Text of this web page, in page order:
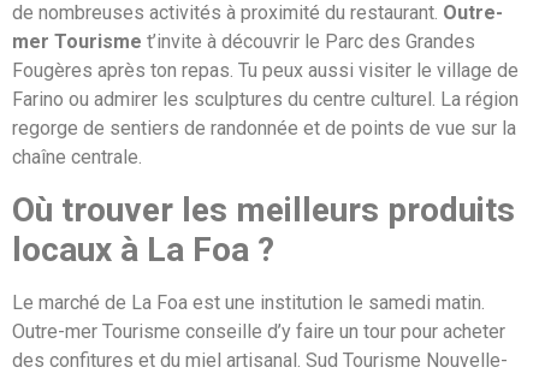
de nombreuses activités à proximité du restaurant. Outre-
mer Tourisme t’invite à découvrir le Parc des Grandes
Fougères après ton repas. Tu peux aussi visiter le village de
Farino ou admirer les sculptures du centre culturel. La région
regorge de sentiers de randonnée et de points de vue sur la
chaîne centrale.
Où trouver les meilleurs produits
locaux à La Foa ?
Le marché de La Foa est une institution le samedi matin.
Outre-mer Tourisme conseille d’y faire un tour pour acheter
des confitures et du miel artisanal. Sud Tourisme Nouvelle-